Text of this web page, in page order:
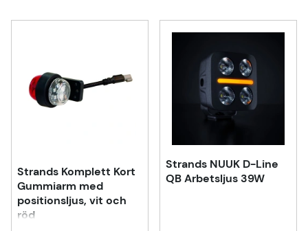
Strands Komplett Kort
Gummiarm med
positionsljus, vit och
röd
Strands NUUK D-Line
QB Arbetsljus 39W